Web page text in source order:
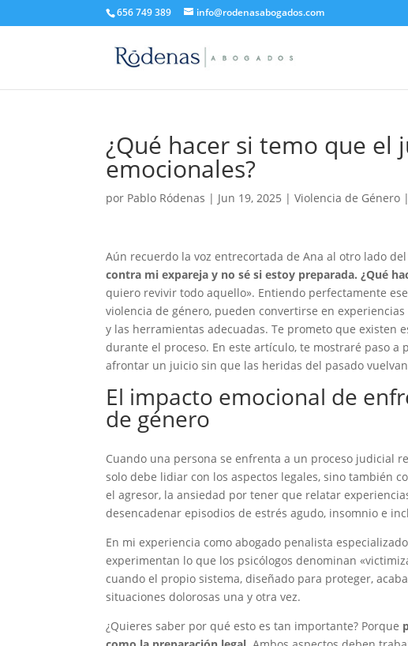
656 749 389 info@rodenasabogados.com
¿Qué hacer si temo que el
emocionales?
por Pablo Ródenas | Jun 19, 2025 |Violencia de Género
Aún recuerdo la voz entrecortada de Ana al otro lado
contra mi expareja y no sé si estoy preparada. ¿Qué
quiero revivir todo aquello». Entiendo perfectamente
violencia de género, pueden convertirse en
y las herramientas adecuadas. Te prometo que existen
durante el proceso. En este artículo, te mostraré paso
afrontar un juicio sin que las heridas del pasado
El impacto emocional de
de género
Cuando una persona se enfrenta a un proceso judicial
solo debe lidiar con los aspectos legales, sino también
el agresor, la ansiedad por tener que relatar
desencadenar episodios de estrés agudo, insomnio e
En mi experiencia como abogado penalista
experimentan lo que los psicólogos denominan
cuando el propio sistema, diseñado para proteger,
situaciones dolorosas una y otra vez.
¿Quieres saber por qué esto es tan importante? Porque